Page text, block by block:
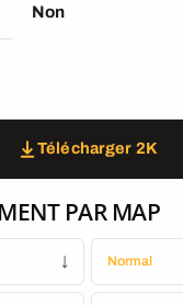
Non
Télécharger 2K
PAR MAP
↓ Normal